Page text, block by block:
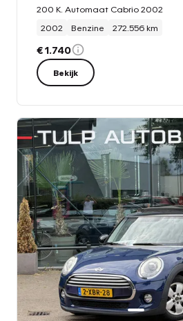
200 K. Automaat Cabrio 2002
2002
Benzine 272.556 km
€ 1.740
Bekijk